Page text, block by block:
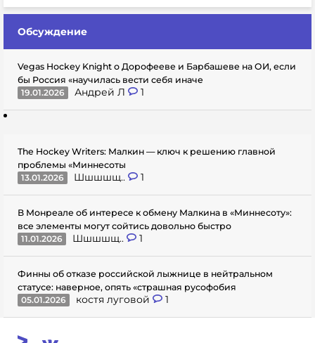
Обсуждение
Vegas Hockey Knight о Дорофееве и Барбашеве на ОИ, если
бы Россия «научилась вести себя иначе
19.01.2026
Андрей Л 1
The Hockey Writers: Малкин — ключ к решению главной
проблемы «Миннесоты
13.01.2026
Шшшшщ.. 1
В Монреале об интересе к обмену Малкина в «Миннесоту»:
все элементы могут сойтись довольно быстро
11.01.2026
Шшшшщ.. 1
Финны об отказе российской лыжнице в нейтральном
статусе: наверное, опять «страшная русофобия
05.01.2026
костя луговой 1